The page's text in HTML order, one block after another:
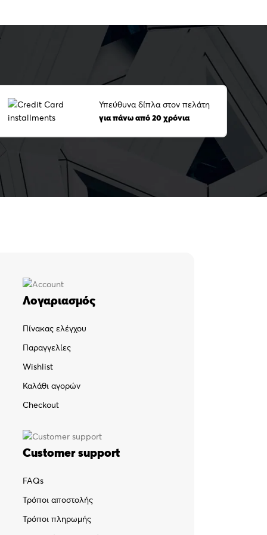
Υπεύθυνα δίπλα στον πελάτη
για πάνω από 20 χρόνια
Λογαριασμός
Πίνακας ελέγχου
Παραγγελίες
Wishlist
Καλάθι αγορών
Checkout
Customer support
FAQs
Τρόποι αποστολής
Τρόποι πληρωμής